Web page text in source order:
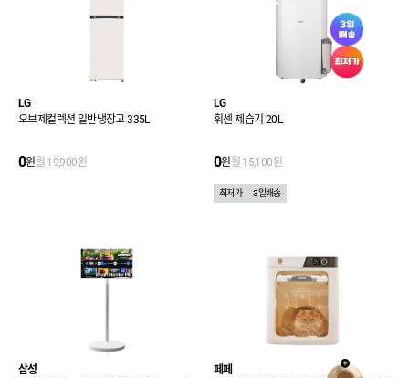
LG
오브제컬렉션 일반냉장고 335L
0원월19,900원
LG
휘센 제습기 20L
0원월15,100원
최저가 3일배송
삼성
페페